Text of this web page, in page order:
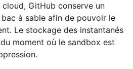
GitHub conserve un
bac à sable afin de pouvoir le
Le stockage des instantanés
moment où le sandbox est